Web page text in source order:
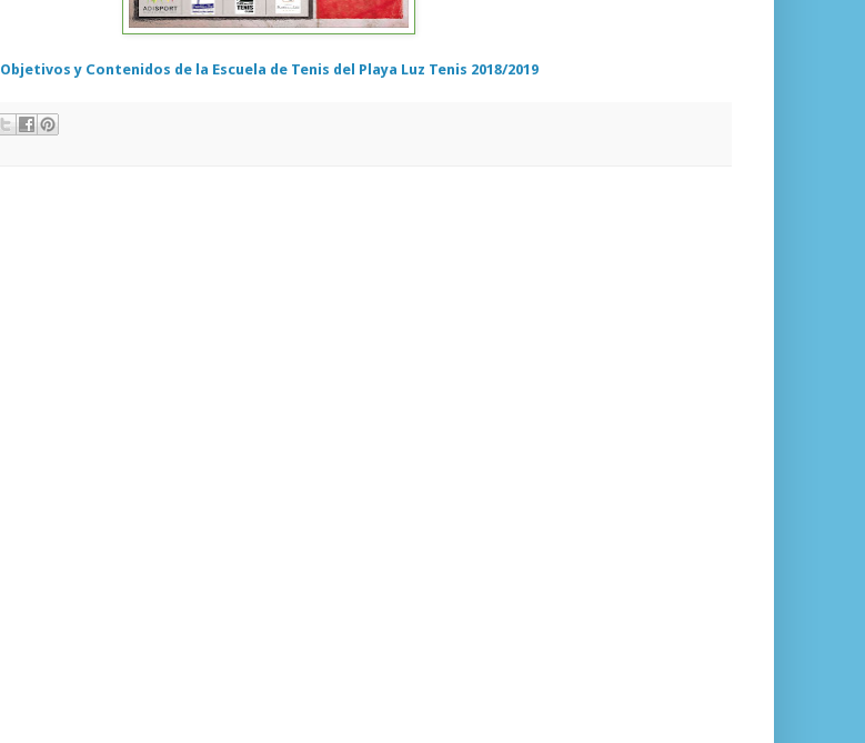
Objetivos y Contenidos de la Escuela de Tenis del Playa Luz Tenis 2018/2019